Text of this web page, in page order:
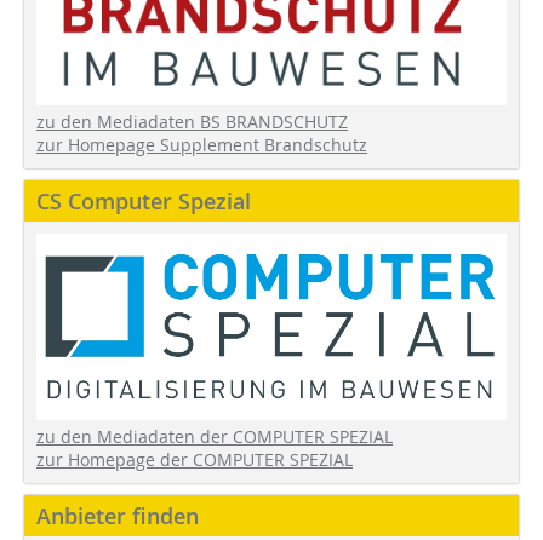
zu den Mediadaten BS BRANDSCHUTZ
zur Homepage Supplement Brandschutz
CS Computer Spezial
zu den Mediadaten der COMPUTER SPEZIAL
zur Homepage der COMPUTER SPEZIAL
Anbieter finden